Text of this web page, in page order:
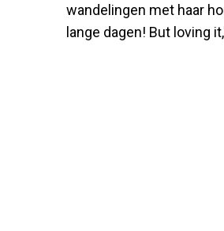
wandelingen met haar
lange dagen! But loving